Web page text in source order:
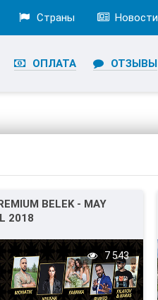
Страны Новости
ОПЛАТА ОТЗЫВЫ
BELEK - MAY
2018
7 543